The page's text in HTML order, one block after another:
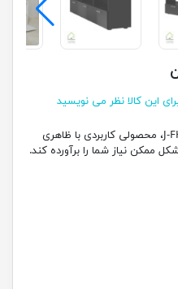
این کالا نظر می نویسید
میزتلویزیون سه درب مدرن مدل J-FH87، محصولی کاربردی با ظاهری
ممکن نیاز شما را برآورده کند.